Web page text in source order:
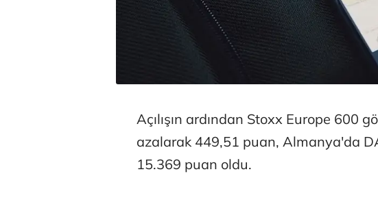
Açılışın ardından Stoxx Europe 600
azalarak 449,51 puan, Almanya'da
15.369 puan oldu.